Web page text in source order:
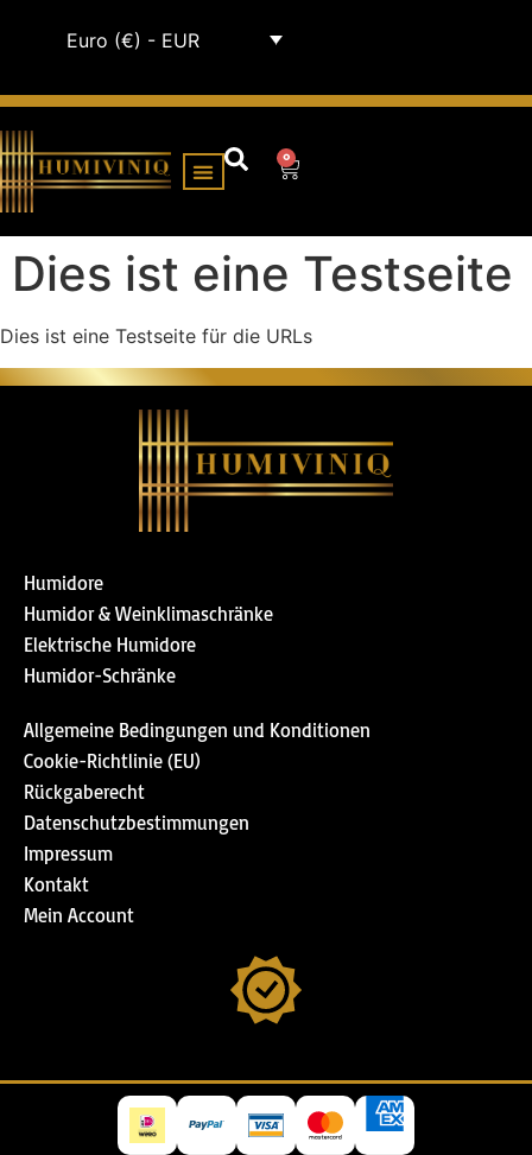
Euro (€) - EUR
0
Dies ist eine Testseite
Dies ist eine Testseite für die URLs
Humidore
Humidor & Weinklimaschränke
Elektrische Humidore
Humidor-Schränke
Allgemeine Bedingungen und Konditionen
Cookie-Richtlinie (EU)
Rückgaberecht
Datenschutzbestimmungen
Impressum
Kontakt
Mein Account